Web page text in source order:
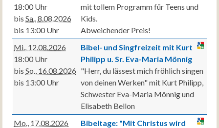
18:00 Uhr
bis Sa., 8.08.2026
bis 13:00 Uhr
mit tollem Programm für Teens und
Kids.
Abweichender Preis!
Mi., 12.08.2026
18:00 Uhr
bis So., 16.08.2026
bis 13:00 Uhr
Bibel- und Singfreizeit mit Kurt
Philipp u. Sr. Eva-Maria Mönnig
"Herr, du lässest mich fröhlich singen
von deinen Werken" mit Kurt Philipp,
Schwester Eva-Maria Mönnig und
Elisabeth Bellon
Mo., 17.08.2026
Bibeltage: "Mit Christus wird